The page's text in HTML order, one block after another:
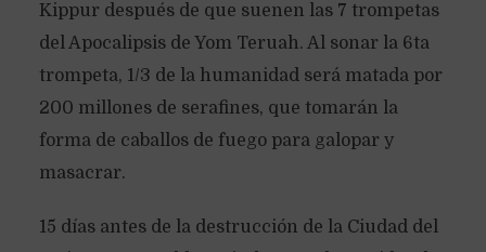
Kippur después de que suenen las 7 trompetas
del Apocalipsis de Yom Teruah. Al sonar la 6ta
trompeta, 1/3 de la humanidad será matada por
200 millones de serafines, que tomarán la
forma de caballos de fuego para galopar y
masacrar.
15 días antes de la destrucción de la Ciudad del